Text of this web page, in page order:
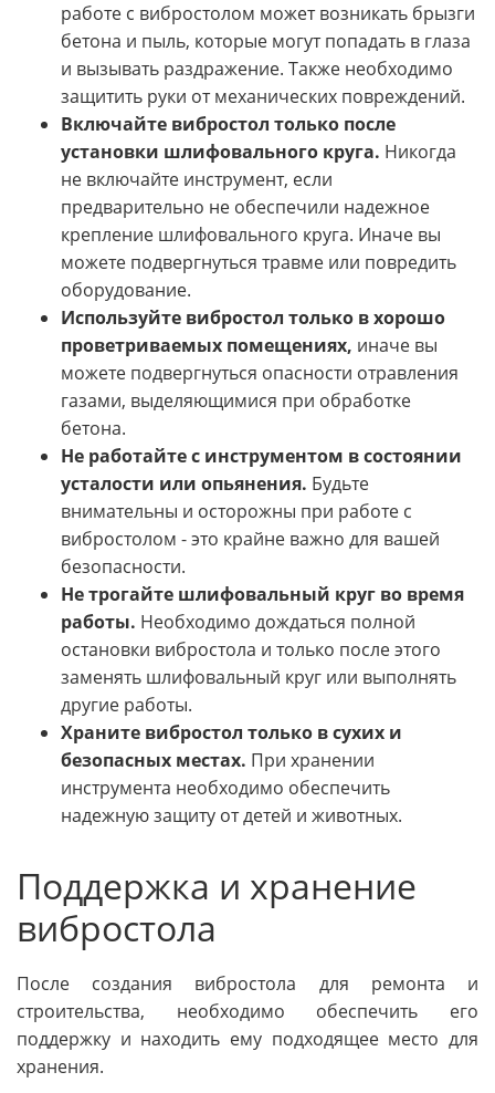
работе с вибростолом может возникать брызги
бетона и пыль, которые могут попадать в глаза
и вызывать раздражение. Также необходимо
защитить руки от механических повреждений.
Включайте вибростол только после
установки шлифовального круга. Никогда
не включайте инструмент, если
предварительно не обеспечили надежное
крепление шлифовального круга. Иначе вы
можете подвергнуться травме или повредить
оборудование.
Используйте вибростол только в хорошо
проветриваемых помещениях, иначе вы
можете подвергнуться опасности отравления
газами, выделяющимися при обработке
бетона.
Не работайте с инструментом в состоянии
усталости или опьянения. Будьте
внимательны и осторожны при работе с
вибростолом - это крайне важно для вашей
безопасности.
Не трогайте шлифовальный круг во время
работы. Необходимо дождаться полной
остановки вибростола и только после этого
заменять шлифовальный круг или выполнять
другие работы.
Храните вибростол только в сухих и
безопасных местах. При хранении
инструмента необходимо обеспечить
надежную защиту от детей и животных.
Поддержка и хранение
вибростола
После создания вибростола для ремонта и
строительства, необходимо обеспечить его
поддержку и находить ему подходящее место для
хранения.